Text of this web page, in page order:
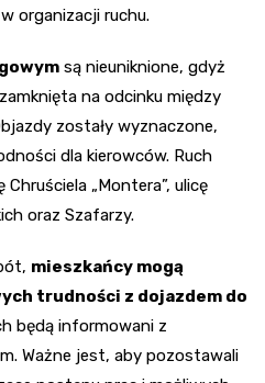
organizacji ruchu.
są nieuniknione, gdyż
na odcinku między
zostały wyznaczone,
dla kierowców. Ruch
„Montera”, ulicę
oraz Szafarzy.
mieszkańcy mogą
trudności z dojazdem do
będą informowani z
Ważne jest, aby pozostawali